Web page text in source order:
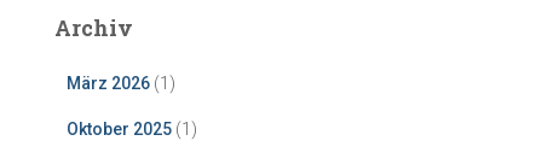
Archiv
März 2026 (1)
Oktober 2025 (1)